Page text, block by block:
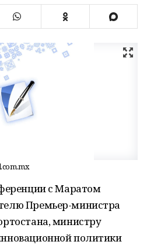
с Маратом
Премьер-министра
министру
политики